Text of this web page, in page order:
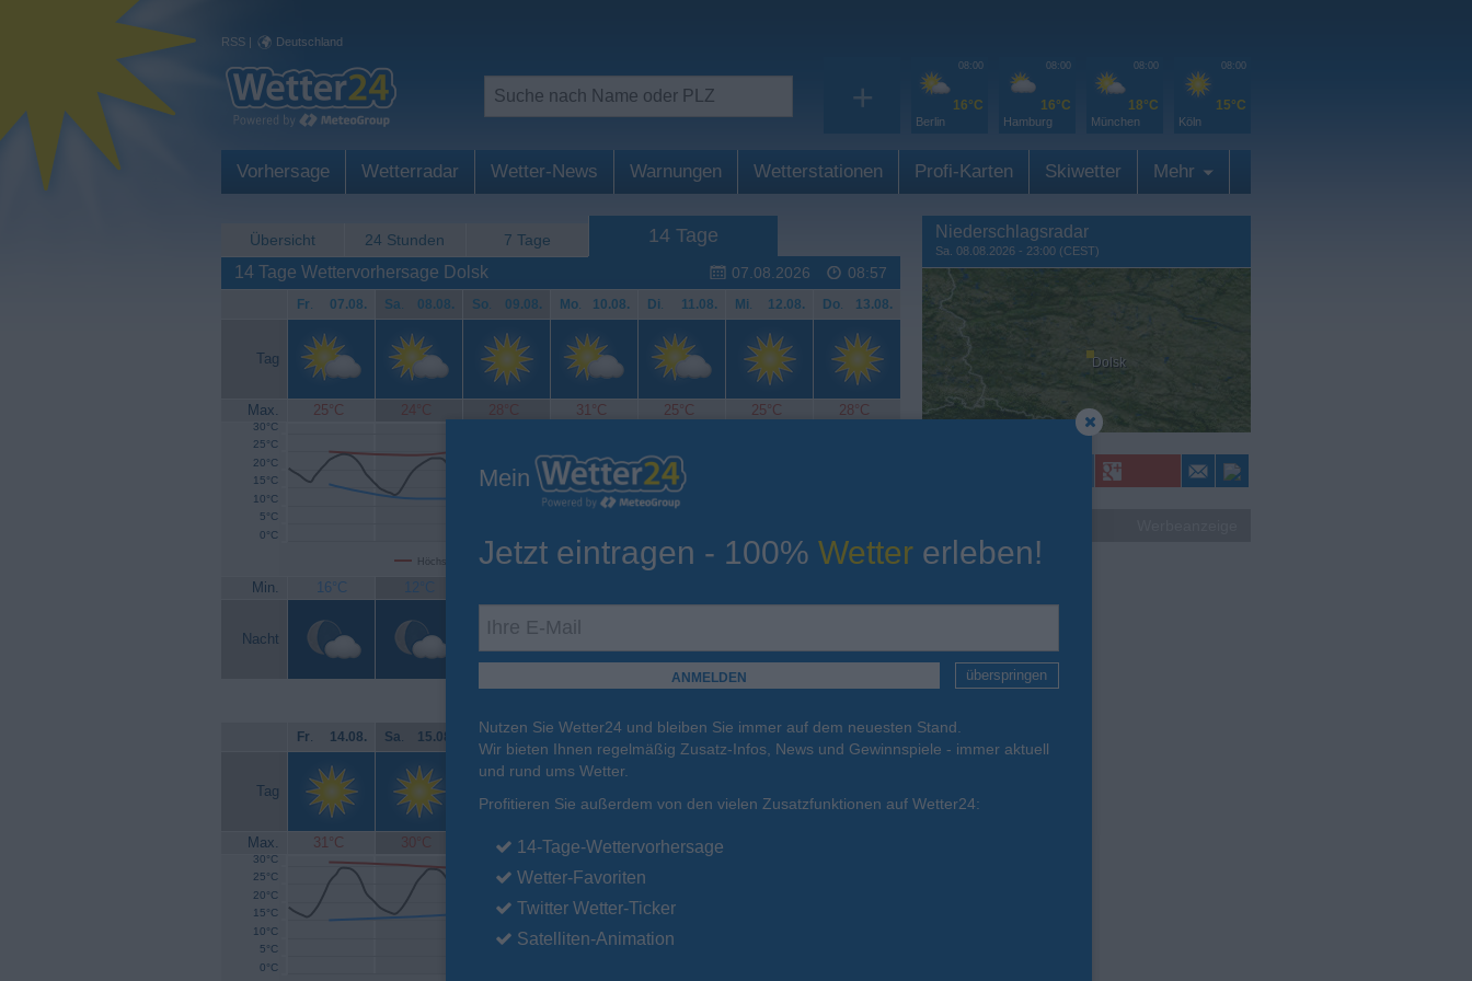
RSS | Deutschland
+
08:00
16°C
Berlin
08:00
16°C
Hamburg
08:00
18°C
München
08:00
15°C
Köln
Vorhersage Wetterradar Wetter-News Warnungen Wetterstationen Profi-Karten Skiwetter Mehr
Übersicht 24 Stunden 7 Tage 14 Tage
07.08.2026 08:57
14 Tage Wettervorhersage Dolsk
Fr. 07.08. Sa. 08.08. So. 09.08. Mo. 10.08. Di. 11.08. Mi. 12.08. Do. 13.08.
Tag
Max. 25°C 24°C 28°C 31°C 25°C 25°C 28°C
Höchsttemperatur Tiefsttemperatur Aktuelle Temperatur
0°C
5°C
10°C
15°C
20°C
25°C
30°C
Min. 16°C 12°C
Nacht
Fr. 14.08. Sa. 15.08. So. 16.08. Mo. 17.08. Di. 18.08. Mi. 19.08. Do. 20.08.
Tag
Max. 31°C 30°C 28°C 24°C 22°C
0°C
5°C
10°C
15°C
20°C
25°C
30°C
Niederschlagsradar
Sa. 08.08.2026 - 23:00 (CEST)
Dolsk
Mein
Jetzt eintragen - 100% Wetter erleben!
überspringen
Nutzen Sie Wetter24 und bleiben Sie immer auf dem neuesten Stand.
Wir bieten Ihnen regelmäßig Zusatz-Infos, News und Gewinnspiele - immer aktuell
und rund ums Wetter.
Profitieren Sie außerdem von den vielen Zusatzfunktionen auf Wetter24:
14-Tage-Wettervorhersage
Wetter-Favoriten
Twitter Wetter-Ticker
Satelliten-Animation